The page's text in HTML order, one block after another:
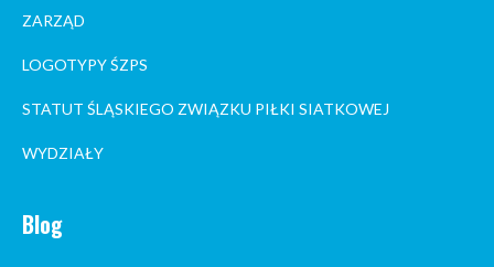
ZARZĄD
LOGOTYPY ŚZPS
STATUT ŚLĄSKIEGO ZWIĄZKU PIŁKI SIATKOWEJ
WYDZIAŁY
Blog